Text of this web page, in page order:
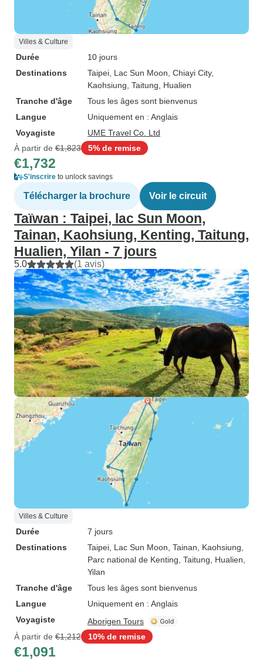
Villes & Culture
Durée
10 jours
Destinations
Taipei , Lac Sun Moon , Chiayi City,
Kaohsiung , Taitung , Hualien
Tranche d'âge
Tous les âges sont bienvenus
Langue
Uniquement en : Anglais
Voyagiste
UME Travel Co. Ltd
À partir de €1,823 5% de remise
€1,732
S'inscrire to unlock savings
Télécharger la brochure Voir le circuit
Taïwan : Taipei, lac Sun Moon,
Tainan, Kaohsiung, Kenting, Taitung,
Hualien, Yilan - 7 jours
5.0 (1 avis)
Villes & Culture
Durée
7 jours
Destinations
Taipei , Lac Sun Moon , Tainan , Kaohsiung
Parc national de Kenting , Taitung , Hualien
Yilan
Tranche d'âge
Tous les âges sont bienvenus
Langue
Uniquement en : Anglais
Voyagiste
Aborigen Tours
À partir de €1,212 10% de remise
€1,091